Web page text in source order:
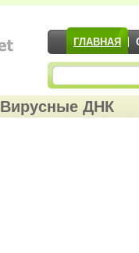
ГЛАВНАЯ
Вирусные ДНК